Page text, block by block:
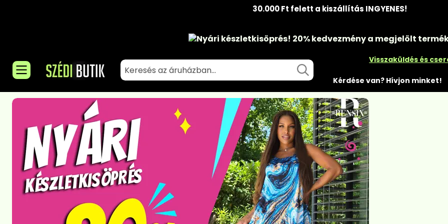
30.000 Ft felett a kiszállítás INGYENES!
Nyári készletkisöprés! 20% kedvezménya megjelölt
Visszaküldés és
Kérdése van? Hívjon minket!